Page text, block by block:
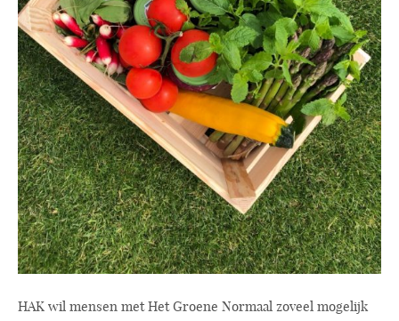
HAK wil mensen met Het Groene Normaal zoveel mogelijk